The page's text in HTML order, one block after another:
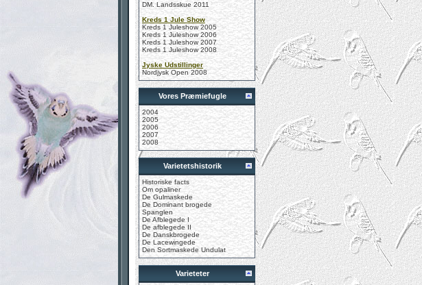
DM. Landsskue 2011
Kreds 1 Jule Show
Kreds 1 Juleshow 2005
Kreds 1 Juleshow 2006
Kreds 1 Juleshow 2007
Kreds 1 Juleshow 2008
Jyske Udstillinger
Nordjysk Open 2008
Vores Præmiefugle
2004
2005
2006
2007
2008
Varietetshistorik
Historiske facts
Om opaliner
De Gulmaskede
De Dominant brogede
Spanglen
De Afblegede I
De afblegede II
De Danskbrogede
De Lacewingede
Den Sortmaskede Undulat
Varieteter